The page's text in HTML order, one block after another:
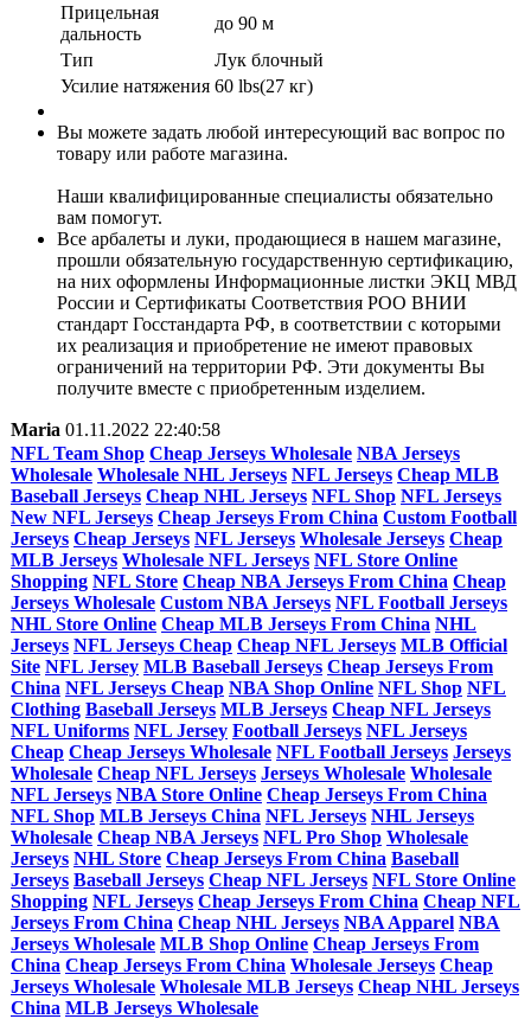
Прицельная
дальность
до 90 м
Тип
Лук блочный
Усилие натяжения 60 lbs(27 кг)
Вы можете задать любой интересующий вас вопрос по
товару или работе магазина.
Наши квалифицированные специалисты обязательно
вам помогут.
Все арбалеты и луки, продающиеся в нашем магазине,
прошли обязательную государственную сертификацию,
на них оформлены Информационные листки ЭКЦ МВД
России и Сертификаты Соответствия РОО ВНИИ
стандарт Госстандарта РФ, в соответствии с которыми
их реализация и приобретение не имеют правовых
ограничений на территории РФ. Эти документы Вы
получите вместе с приобретенным изделием.
Maria 01.11.2022 22:40:58
NFL Team Shop Cheap Jerseys Wholesale NBA Jerseys
Wholesale Wholesale NHL Jerseys NFL Jerseys Cheap MLB
Baseball Jerseys Cheap NHL Jerseys NFL Shop NFL Jerseys
New NFL Jerseys Cheap Jerseys From China Custom Football
Jerseys Cheap Jerseys NFL Jerseys Wholesale Jerseys Cheap
MLB Jerseys Wholesale NFL Jerseys NFL Store Online
Shopping NFL Store Cheap NBA Jerseys From China Cheap
Jerseys Wholesale Custom NBA Jerseys NFL Football Jerseys
NHL Store Online Cheap MLB Jerseys From China NHL
Jerseys NFL Jerseys Cheap Cheap NFL Jerseys MLB Official
Site NFL Jersey MLB Baseball Jerseys Cheap Jerseys From
China NFL Jerseys Cheap NBA Shop Online NFL Shop NFL
Clothing Baseball Jerseys MLB Jerseys Cheap NFL Jerseys
NFL Uniforms NFL Jersey Football Jerseys NFL Jerseys
Cheap Cheap Jerseys Wholesale NFL Football Jerseys Jerseys
Wholesale Cheap NFL Jerseys Jerseys Wholesale Wholesale
NFL Jerseys NBA Store Online Cheap Jerseys From China
NFL Shop MLB Jerseys China NFL Jerseys NHL Jerseys
Wholesale Cheap NBA Jerseys NFL Pro Shop Wholesale
Jerseys NHL Store Cheap Jerseys From China Baseball
Jerseys Baseball Jerseys Cheap NFL Jerseys NFL Store Online
Shopping NFL Jerseys Cheap Jerseys From China Cheap NFL
Jerseys From China Cheap NHL Jerseys NBA Apparel NBA
Jerseys Wholesale MLB Shop Online Cheap Jerseys From
China Cheap Jerseys From China Wholesale Jerseys Cheap
Jerseys Wholesale Wholesale MLB Jerseys Cheap NHL Jerseys
China MLB Jerseys Wholesale